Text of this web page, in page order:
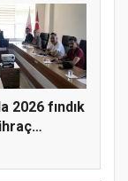
2026 fındık